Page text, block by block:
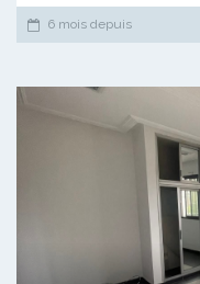
6 mois depuis